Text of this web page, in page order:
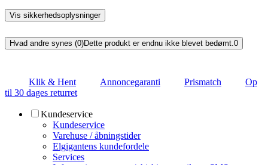
Vis sikkerhedsoplysninger
Hvad andre synes (0)Dette produkt er endnu ikke blevet bedømt.0
Klik & Hent Annoncegaranti Prismatch
Op
til 30 dages returret
Kundeservice
Kundeservice
Varehuse / åbningstider
Elgigantens kundefordele
Services